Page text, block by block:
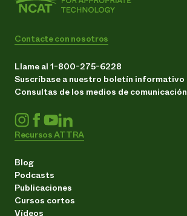
Contacte con nosotros
Llame al 1-800-275-6228
Suscríbase a nuestro boletín informativo
Consultas de los medios de comunicación
Recursos ATTRA
Blog
Podcasts
Publicaciones
Cursos cortos
Vídeos